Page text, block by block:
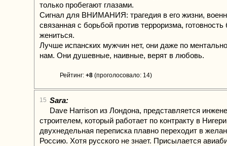
только пробегают глазами.
Сигнал для ВНИМАНИЯ: трагедия в его жизни,
связанная с борьбой против терроризма, готовность
жениться.
Лучше испанских мужчин нет, они даже по
нам. Они душевные, наивные, верят в любовь.
Рейтинг: +8 (проголосовало: 14)
15 Sara:
Dave Harrison из Лондона, представляется
строителем, который работает по контракту в
двухнедельная переписка плавно переходит в
Россию. Хотя русского не знает. Присылается